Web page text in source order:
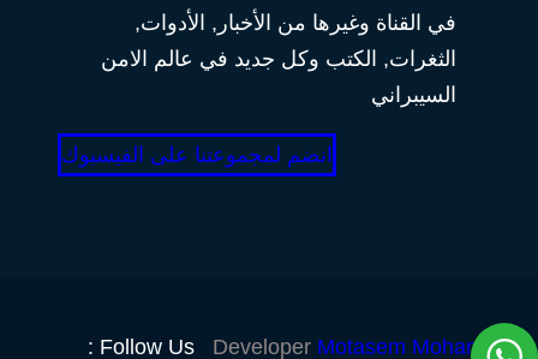
في القناة وغيرها من الأخبار, الأدوات,
الثغرات, الكتب وكل جديد في عالم الامن
السيبراني
انضم لمجموعتنا على الفيسبوك
Developer Motasem Mohamed
Follow Us :